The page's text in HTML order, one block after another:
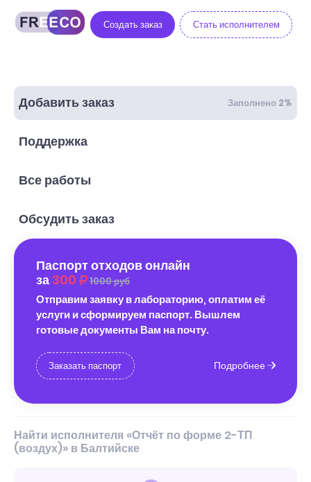
Создать заказ Стать исполнителем
Добавить заказ Заполнено 2%
Поддержка
Все работы
Обсудить заказ
Паспорт отходов онлайн
за 300 1000 руб
Отправим заявку в лабораторию, оплатим её
услуги и сформируем паспорт. Вышлем
готовые документы Вам на почту.
Заказать паспорт Подробнее
Найти исполнителя «Отчёт по форме 2-ТП
(воздух)» в Балтийске